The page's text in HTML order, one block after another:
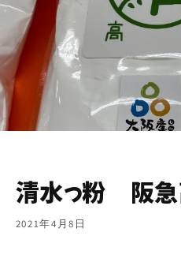
清水っ粉 阪
2021年4月8日